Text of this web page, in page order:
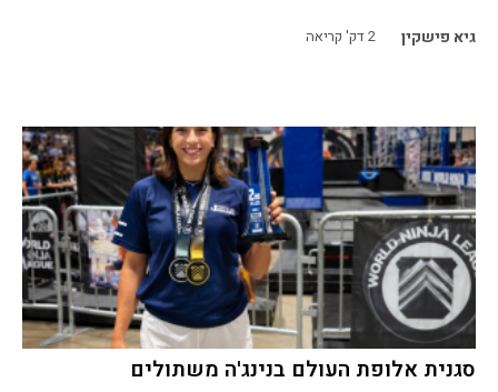
גיא פישקין 2דק' קריאה
סגנית אלופת העולם בנינג'ה משתולים